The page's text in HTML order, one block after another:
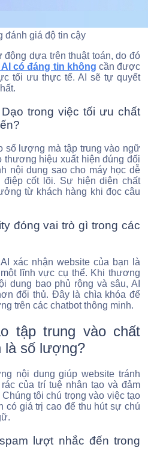
đánh giá độ tin cậy
động dựa trên thuật toán, do đó
có đáng tin không cần được
tối ưu thực tế. AI sẽ tự quyết
trong việc tối ưu chất
số lượng mà tập trung vào ngữ
thương hiệu xuất hiện đúng đối
nội dung sao cho máy học dễ
điệp cốt lõi. Sự hiện diện chất
từ khách hàng khi đọc câu
đóng vai trò gì trong các
xác nhận website của bạn là
lĩnh vực cụ thể. Khi thương
dung bao phủ rộng và sâu, AI
đối thủ. Đây là chìa khóa để
trên các chatbot thông minh.
tập trung vào chất
là số lượng?
nội dung giúp website tránh
của trí tuệ nhân tạo và đảm
tôi chú trọng vào việc tạo
có giá trị cao để thu hút sự chú
lượt nhắc đến trong